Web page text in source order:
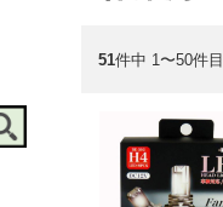
51件中 1〜50件目